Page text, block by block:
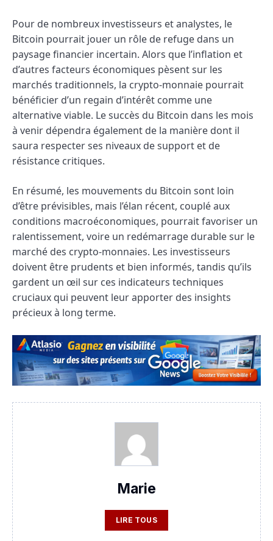
Pour de nombreux investisseurs et analystes, le
Bitcoin pourrait jouer un rôle de refuge dans un
paysage financier incertain. Alors que l’inflation et
d’autres facteurs économiques pèsent sur les
marchés traditionnels, la crypto-monnaie pourrait
bénéficier d’un regain d’intérêt comme une
alternative viable. Le succès du Bitcoin dans les mois
à venir dépendra également de la manière dont il
saura respecter ses niveaux de support et de
résistance critiques.
En résumé, les mouvements du Bitcoin sont loin
d’être prévisibles, mais l’élan récent, couplé aux
conditions macroéconomiques, pourrait favoriser un
ralentissement, voire un redémarrage durable sur le
marché des crypto-monnaies. Les investisseurs
doivent être prudents et bien informés, tandis qu’ils
gardent un œil sur ces indicateurs techniques
cruciaux qui peuvent leur apporter des insights
précieux à long terme.
Marie
LIRE TOUS